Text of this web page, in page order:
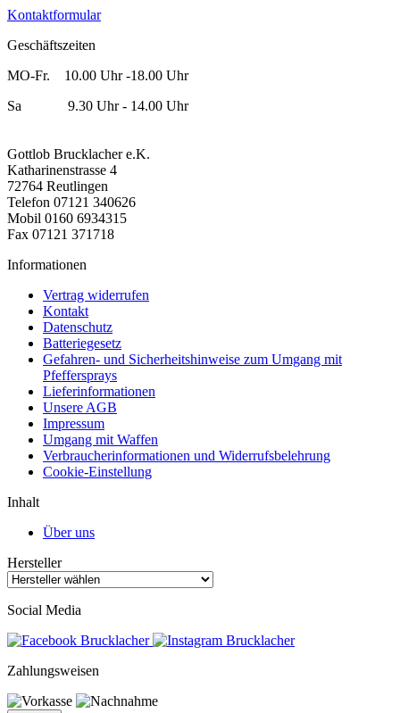
Kontaktformular
Geschäftszeiten
MO-Fr. 10.00 Uhr -18.00 Uhr
Sa 9.30 Uhr - 14.00 Uhr
Gottlob Brucklacher e.K.
Katharinenstrasse 4
72764 Reutlingen
Telefon 07121 340626
Mobil 0160 6934315
Fax 07121 371718
Informationen
Vertrag widerrufen
Kontakt
Datenschutz
Batteriegesetz
Gefahren- und Sicherheitshinweise zum Umgang mit
Pfeffersprays
Lieferinformationen
Unsere AGB
Impressum
Umgang mit Waffen
Verbraucherinformationen und Widerrufsbelehrung
Cookie-Einstellung
Inhalt
Über uns
Hersteller
Social Media
Zahlungsweisen